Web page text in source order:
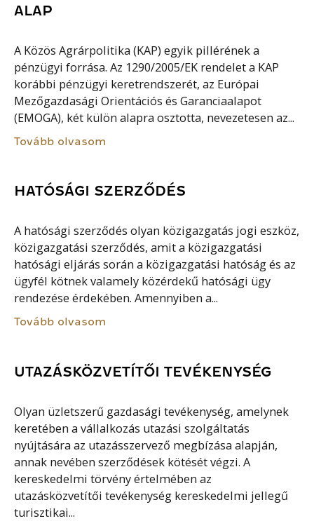
ALAP
A Közös Agrárpolitika (KAP) egyik pillérének a
pénzügyi forrása. Az 1290/2005/EK rendelet a KAP
korábbi pénzügyi keretrendszerét, az Európai
Mezőgazdasági Orientációs és Garanciaalapot
(EMOGA), két külön alapra osztotta, nevezetesen az...
Tovább olvasom
HATÓSÁGI SZERZŐDÉS
A hatósági szerződés olyan közigazgatás jogi eszköz,
közigazgatási szerződés, amit a közigazgatási
hatósági eljárás során a közigazgatási hatóság és az
ügyfél kötnek valamely közérdekű hatósági ügy
rendezése érdekében. Amennyiben a...
Tovább olvasom
UTAZÁSKÖZVETÍTŐI TEVÉKENYSÉG
Olyan üzletszerű gazdasági tevékenység, amelynek
keretében a vállalkozás utazási szolgáltatás
nyújtására az utazásszervező megbízása alapján,
annak nevében szerződések kötését végzi. A
kereskedelmi törvény értelmében az
utazásközvetítői tevékenység kereskedelmi jellegű
turisztikai...